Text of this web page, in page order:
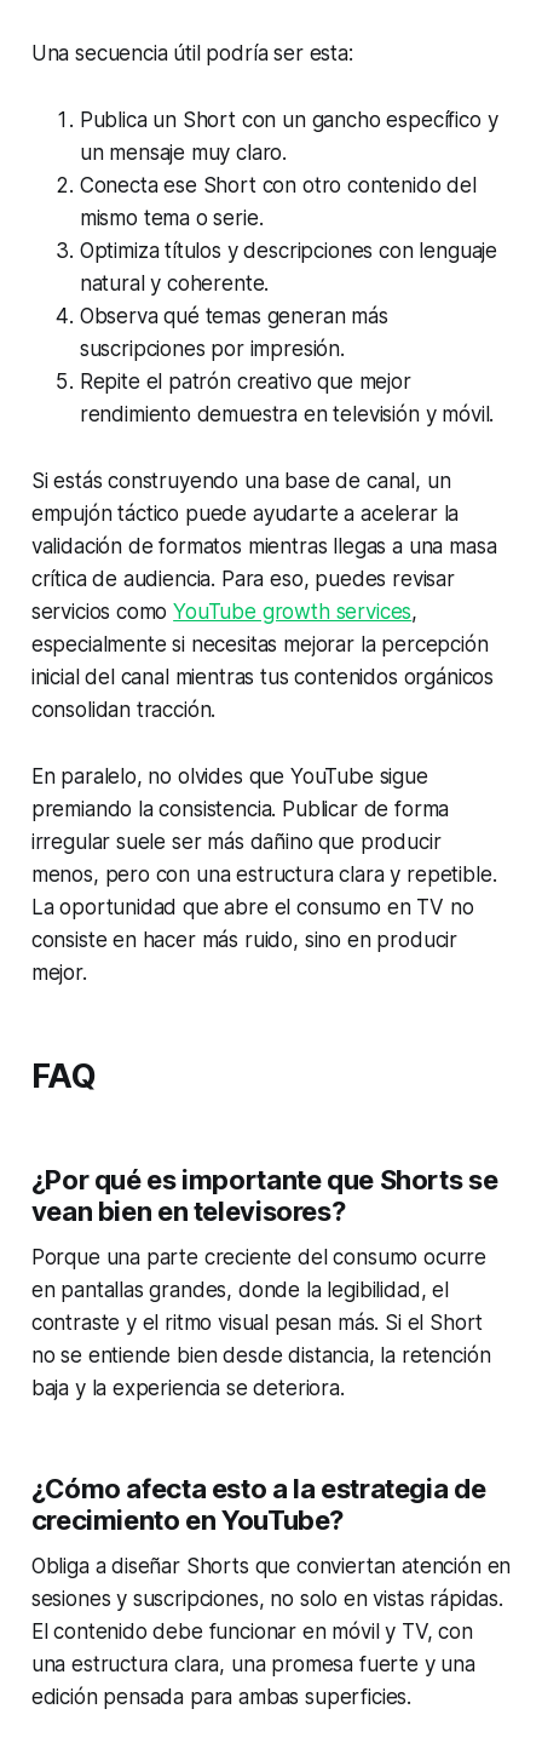
Una secuencia útil podría ser esta:
Publica un Short con un gancho específico y
un mensaje muy claro.
Conecta ese Short con otro contenido del
mismo tema o serie.
Optimiza títulos y descripciones con lenguaje
natural y coherente.
Observa qué temas generan más
suscripciones por impresión.
Repite el patrón creativo que mejor
rendimiento demuestra en televisión y móvil.
Si estás construyendo una base de canal, un
empujón táctico puede ayudarte a acelerar la
validación de formatos mientras llegas a una masa
crítica de audiencia. Para eso, puedes revisar
servicios comoYouTube growth services,
especialmente si necesitas mejorar la percepción
inicial del canal mientras tus contenidos orgánicos
consolidan tracción.
En paralelo, no olvides que YouTube sigue
premiando la consistencia. Publicar de forma
irregular suele ser más dañino que producir
menos, pero con una estructura clara y repetible.
La oportunidad que abre el consumo en TV no
consiste en hacer más ruido, sino en producir
mejor.
FAQ
¿Por qué es importante que Shorts se
vean bien en televisores?
Porque una parte creciente del consumo ocurre
en pantallas grandes, donde la legibilidad, el
contraste y el ritmo visual pesan más. Si el Short
no se entiende bien desde distancia, la retención
baja y la experiencia se deteriora.
¿Cómo afecta esto a la estrategia de
crecimiento en YouTube?
Obliga a diseñar Shorts que conviertan atención en
sesiones y suscripciones, no solo en vistas rápidas.
El contenido debe funcionar en móvil y TV, con
una estructura clara, una promesa fuerte y una
edición pensada para ambas superficies.